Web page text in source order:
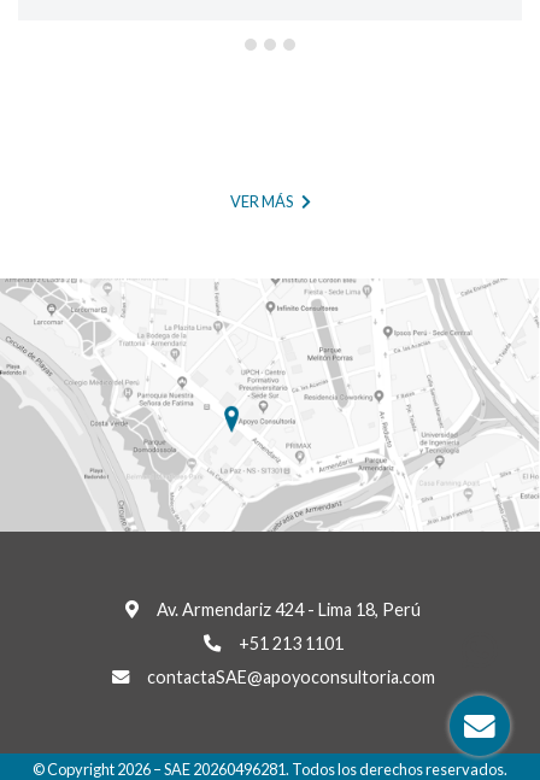
VER MÁS
Av. Armendariz 424 - Lima 18, Perú
+51 213 1101
contactaSAE@apoyoconsultoria.com
© Copyright 2026 – SAE 20260496281. Todos los derechos reservados.